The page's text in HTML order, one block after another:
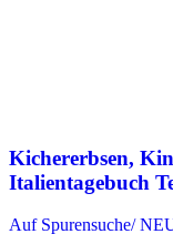
Kichererbsen,
Italientagebuch
Auf Spurensuche/